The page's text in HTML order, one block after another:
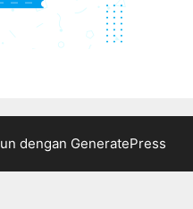
dengan GeneratePress